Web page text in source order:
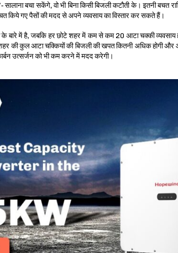
बचा सकेंगे, वो भी बिना किसी बिजली कटौती के। इतनी बचत
किये गए पैसों की मदद से अपने व्यवसाय का विस्तार कर सकते हैं।
के बारे में है, जबकि हर छोटे शहर में कम से कम 20 आटा चक्की
की कुल आटा चक्कियों की बिजली की खपत कितनी अधिक होगी और
उत्सर्जन को भी कम करने में मदद करेगी।